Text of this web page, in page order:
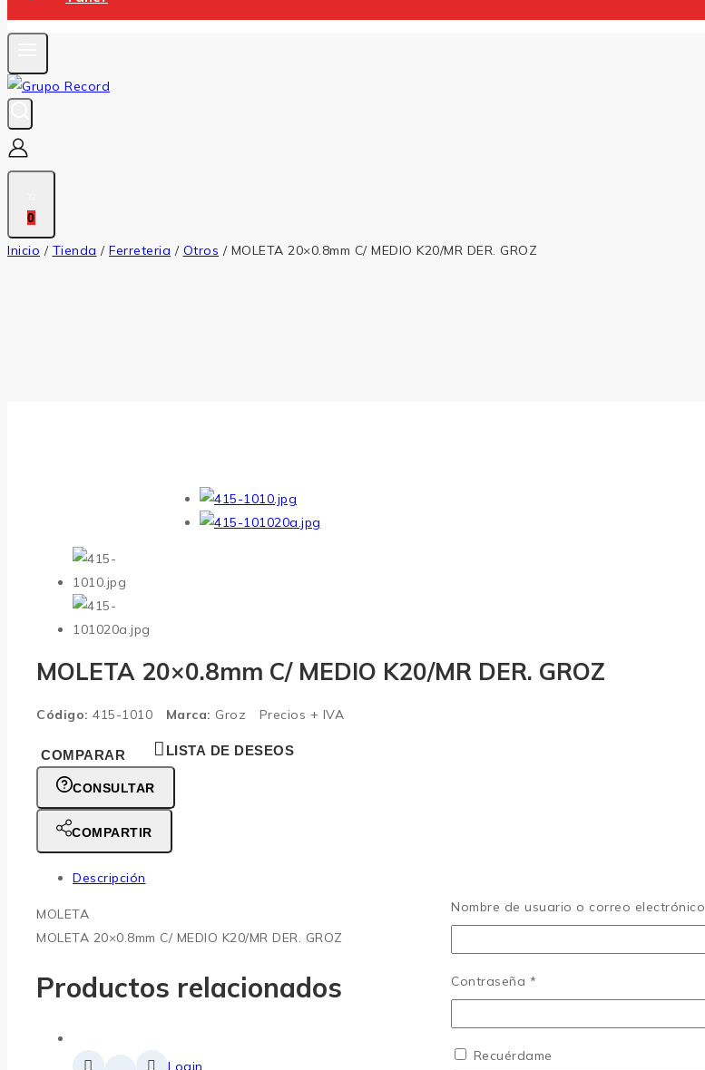
0
Inicio / Tienda / Ferreteria / Otros / MOLETA 20×0.8mm C/ MEDIO K20/MR DER. GROZ
MOLETA 20×0.8mm C/ MEDIO K20/MR DER. GROZ
Código: 415-1010 Marca: Groz Precios + IVA
COMPARAR LISTA DE DESEOS
CONSULTAR
COMPARTIR
Descripción
MOLETA
MOLETA 20×0.8mm C/ MEDIO K20/MR DER. GROZ
Productos relacionados
Login
Nombre de usuario o correo electrónico
Contraseña *
Recuérdame